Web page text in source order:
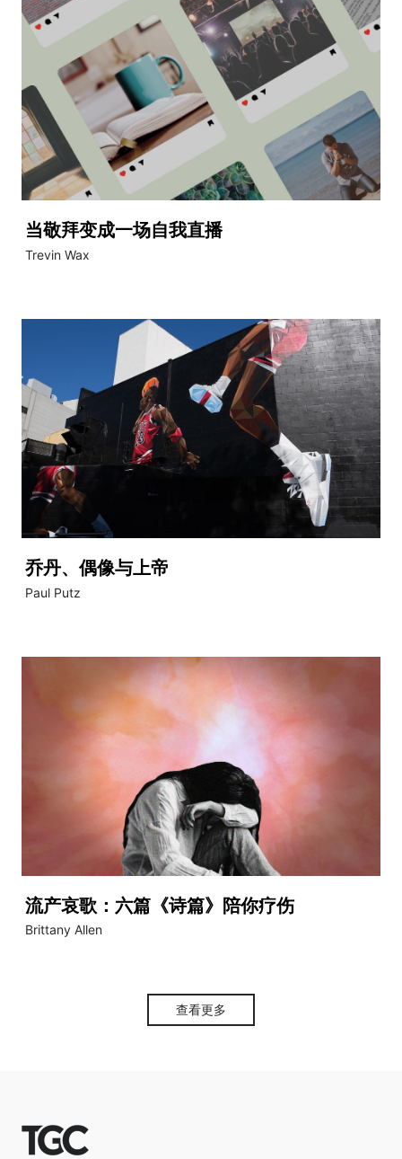
当敬拜变成一场自我直播
Trevin Wax
乔丹、偶像与上帝
Paul Putz
流产哀歌：六篇《诗篇》陪你疗伤
Brittany Allen
查看更多